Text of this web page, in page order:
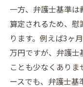
一方、弁護士基準
算定されるため、
ります。例えば3ヶ
万円ですが、弁護士
ことも少なくあり
ースでも、弁護士基